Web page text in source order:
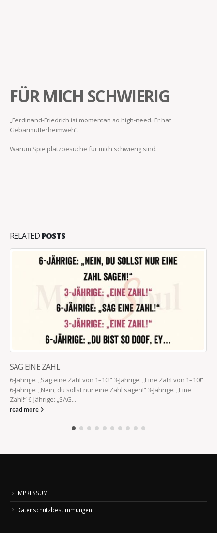
FÜR MICH SCHWIERIG
„Ferdinand-Friedrich ist momentan so high-need. Er hat
Gebärmutterheimweh“.
Warum Spielplatzbesuche für mich schwierig sind.
RELATED POSTS
SAG EINE ZAHL
6-Jährige: „Sag eine Zahl von 1–10!“ 3-Jährige: „Eine Zahl von 1–10!“
6-Jährige: „Nein, du sollst nur eine Zahl sagen!“ 3-Jährige: „Eine
Zahl!“ 6-Jährige: „SAG...
read more
IMPRESSUM
Datenschutzbestimmungen